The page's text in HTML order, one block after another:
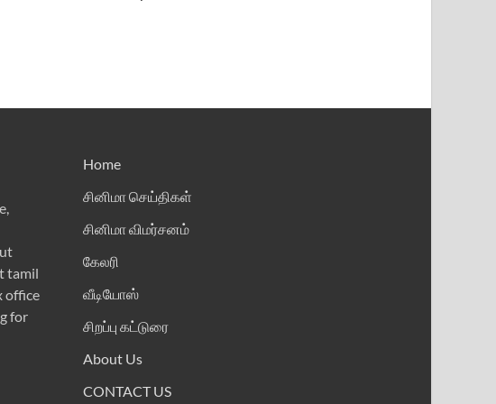
tamil
office
for
Home
சினிமா செய்திகள்
சினிமா விமர்சனம்
கேலரி
வீடியோஸ்
சிறப்பு கட்டுரை
About Us
CONTACT US